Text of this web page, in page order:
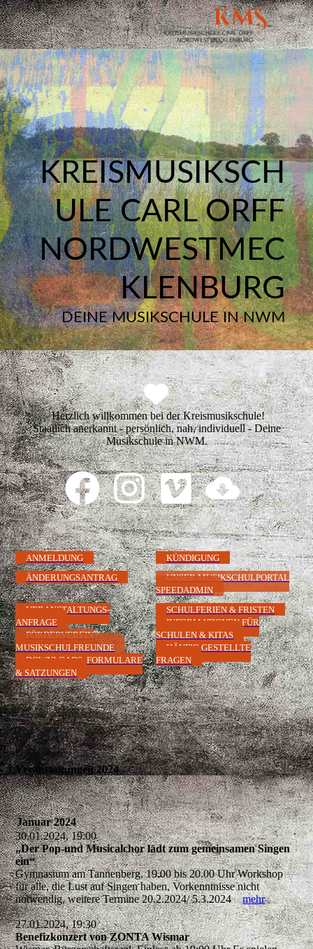
KREISMUSIKSCH
ULE CARL ORFF
NORDWESTMEC
KLENBURG
DEINE MUSIKSCHULE IN NWM
Herzlich willkommen bei der Kreismusikschule!
Staatlich anerkannt - persönlich, nah, individuell - Deine
Musikschule in NWM.
ANMELDUNG
KÜNDIGUNG
ÄNDERUNGSANTRAG
UNSER MUSIKSCHULPORTAL
SPEEDADMIN
VERANSTALTUNGS-
ANFRAGE
FÖRDERVEREIN
MUSIKSCHULFREUNDE
DOWNLOADS, FORMULARE
& SATZUNGEN
SCHULFERIEN & FRISTEN
INFORMATIONEN FÜR
SCHULEN & KITAS
HÄUFIG GESTELLTE
FRAGEN
Veranstaltungen 2024
Januar 2024
30.01.2024, 19:00
„Der Pop-und Musicalchor lädt zum gemeinsamen Singen
ein“
Gymnasium am Tannenberg, 19.00 bis 20.00 Uhr Workshop
für alle, die Lust auf Singen haben, Vorkenntnisse nicht
notwendig, weitere Termine 20.2.2024/ 5.3.2024mehr
27.01.2024, 19:30
Benefizkonzert von ZONTA Wismar